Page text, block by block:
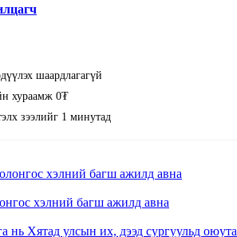
шаардлагагүй
хураамж 0₮
зээлийг 1 минутад
хэлний багш ажилд авна